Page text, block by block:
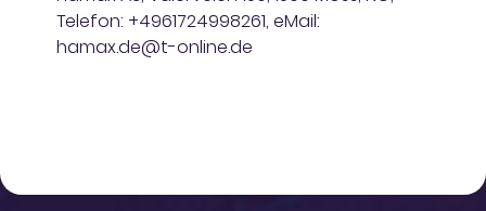
Telefon: +4961724998261, eMail:
hamax.de@t-online.de